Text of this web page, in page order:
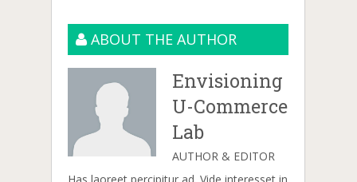
ABOUT THE AUTHOR
Envisioning
U-Commerce
Lab
AUTHOR & EDITOR